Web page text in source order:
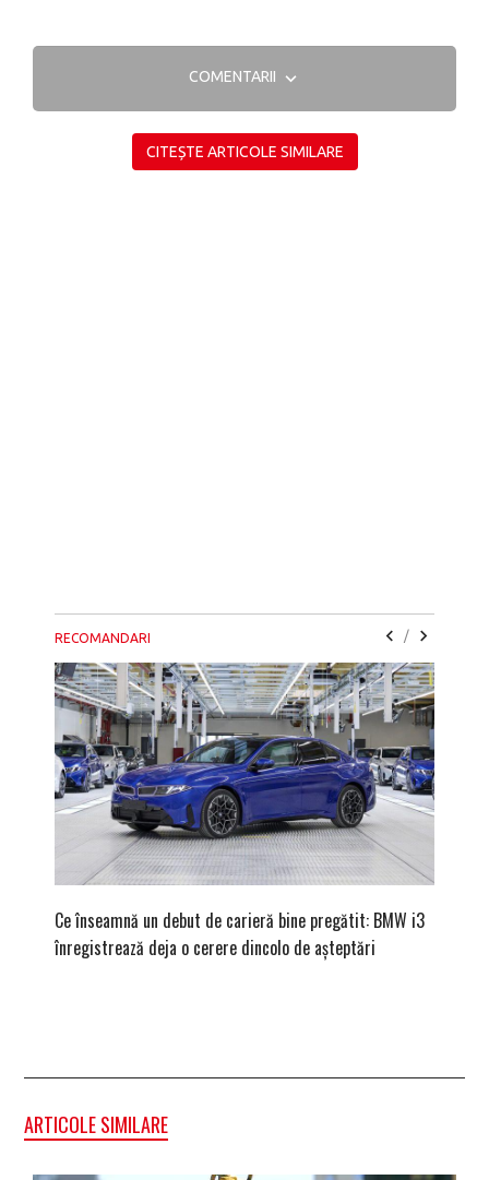
COMENTARII
CITEȘTE ARTICOLE SIMILARE
RECOMANDARI /
Ce înseamnă un debut de carieră bine pregătit: BMW i3
înregistrează deja o cerere dincolo de așteptări
ARTICOLE SIMILARE